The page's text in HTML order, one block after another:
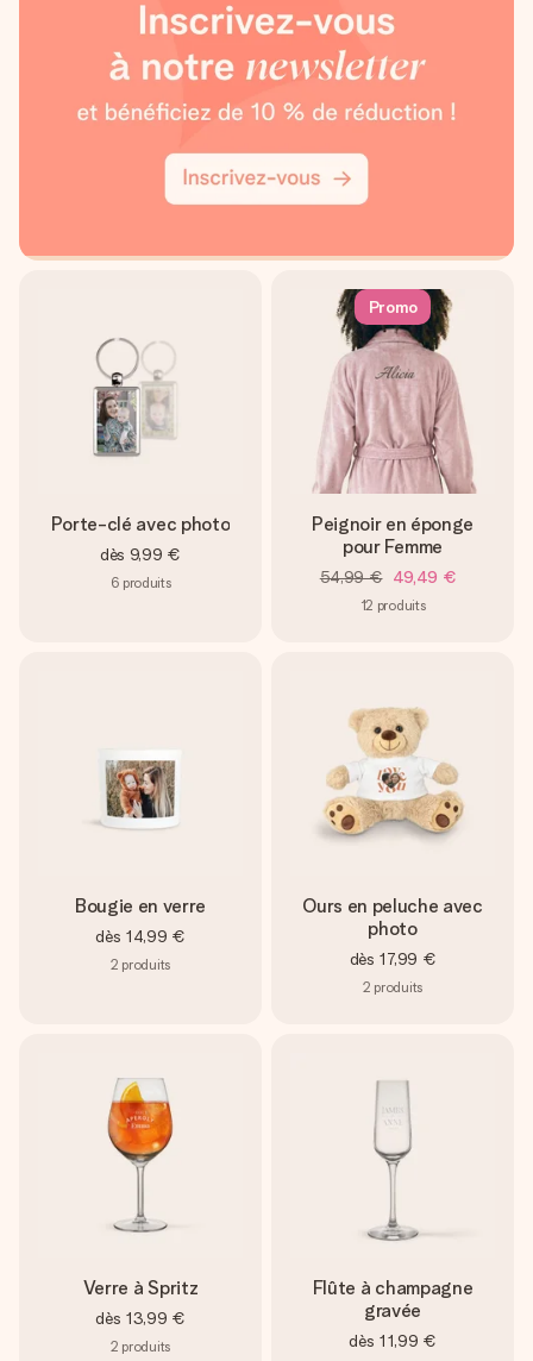
Porte-clé avec photo
dès 9,99 €
6 produits
Promo
Peignoir en éponge
pour Femme
54,99 € 49,49 €
12 produits
Bougie en verre
dès 14,99 €
2 produits
Ours en peluche avec
photo
dès 17,99 €
2 produits
Verre à Spritz
dès 13,99 €
2 produits
Flûte à champagne
gravée
dès 11,99 €